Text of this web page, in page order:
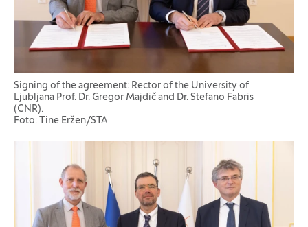
Signing of the agreement: Rector of the University of
Ljubljana Prof. Dr. Gregor Majdič and Dr. Stefano Fabris
(CNR).
Foto: Tine Eržen/STA